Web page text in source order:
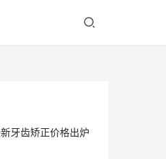
牙齿矫正价格出炉